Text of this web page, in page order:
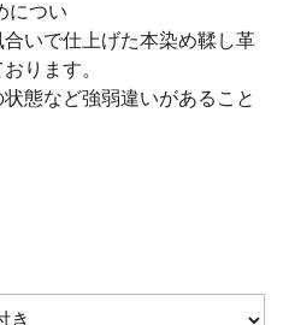
につい
いで仕上げた本染め鞣し革
ります。
態など強弱違いがあること